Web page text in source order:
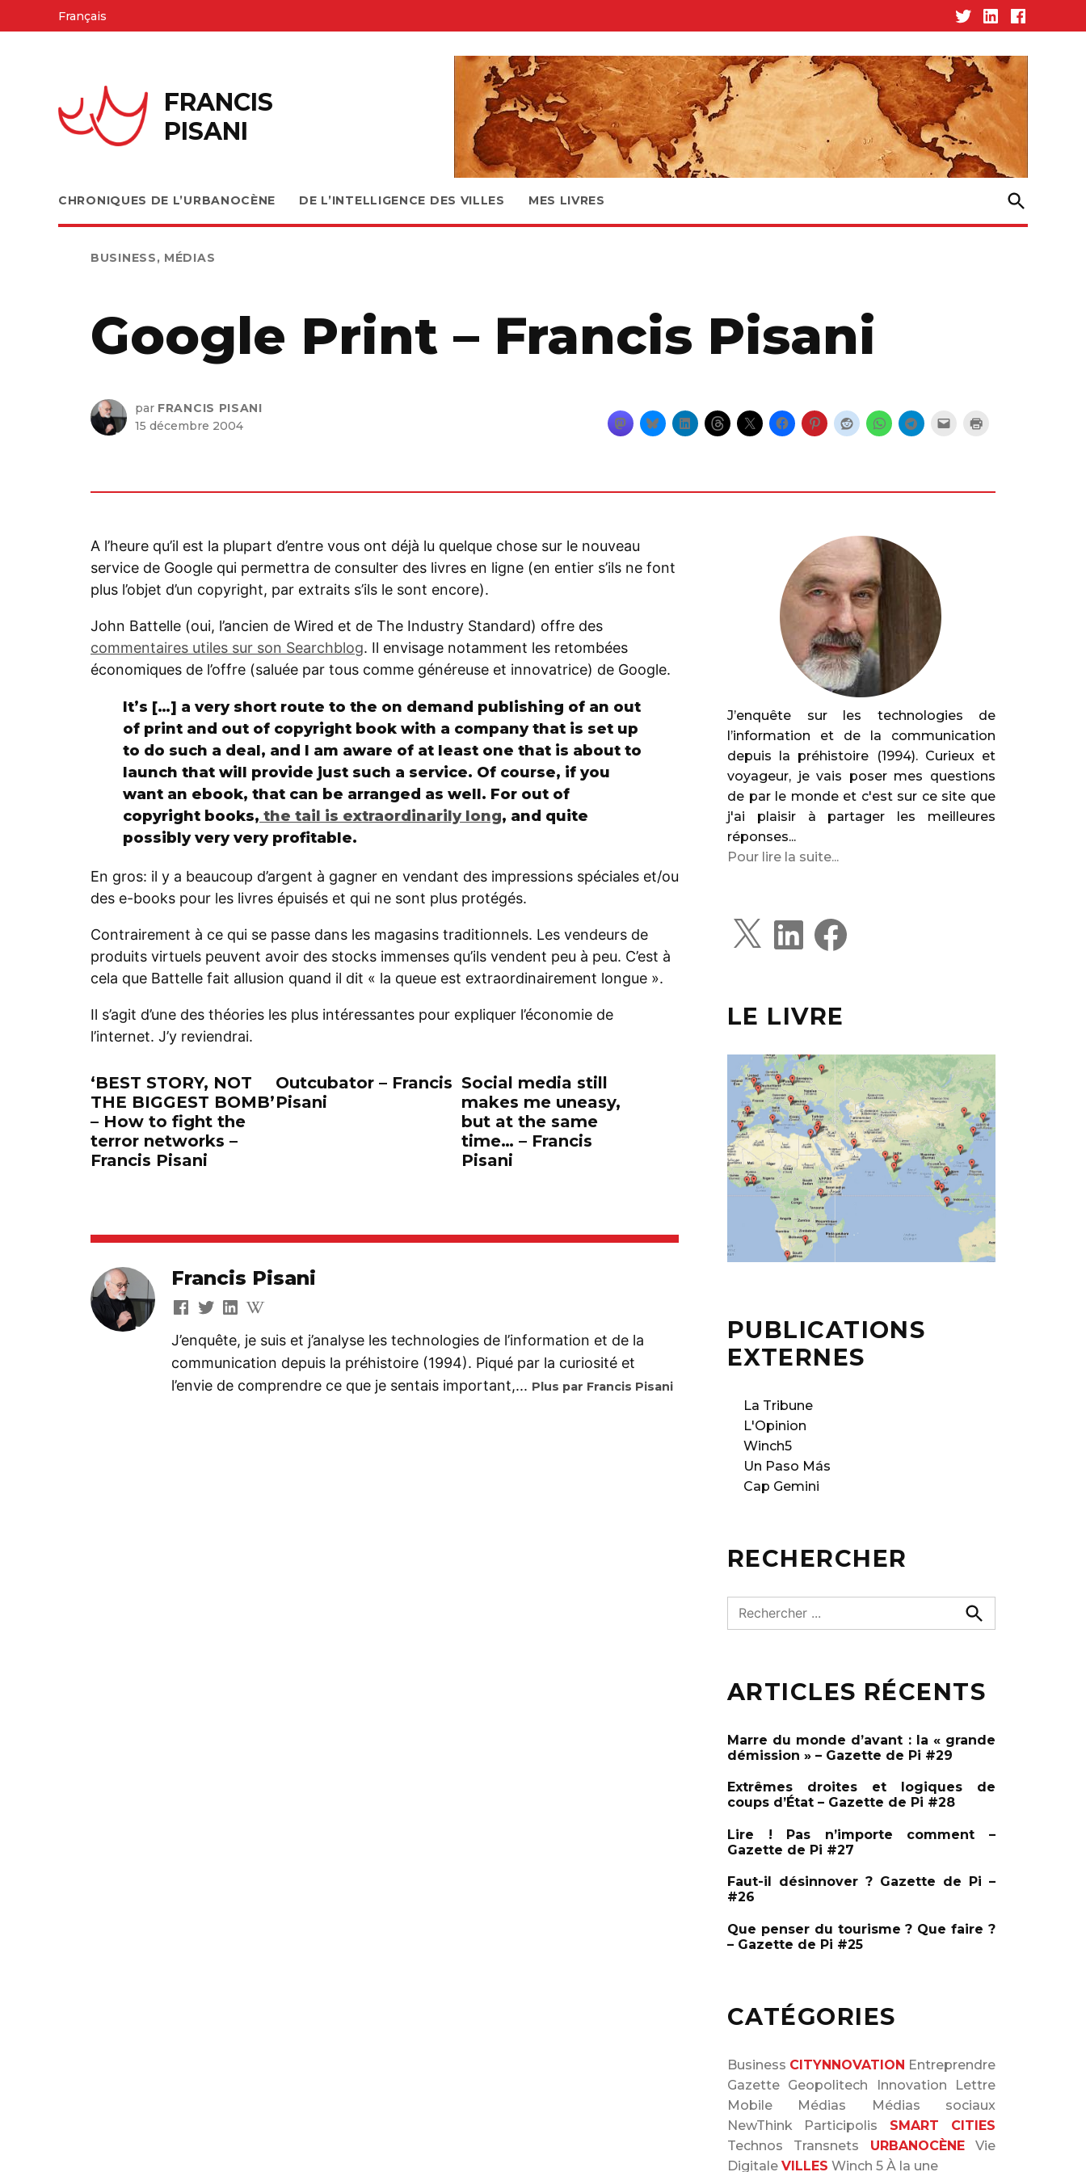
to
Français TwitterLinked-Facebook
FRANCIS
PISANI
CHRONIQUES DE L’URBANOCÈNE DE L’INTELLIGENCE DES VILLES MES LIVRES
Open
Search
PUBLIÉ
BUSINESS, MÉDIAS
Google Print – Francis Pisani
par FRANCIS PISANI
15 décembre 2004
A l’heure qu’il est la plupart d’entre vous ont déjà lu quelque chose sur le nouveau
service de Google qui permettra de consulter des livres en ligne (en entier s’ils ne font
plus l’objet d’un copyright, par extraits s’ils le sont encore).
John Battelle (oui, l’ancien de Wired et de The Industry Standard) offre des
commentaires utiles sur son Searchblog. Il envisage notamment les retombées
économiques de l’offre (saluée par tous comme généreuse et innovatrice) de Google.
It’s […] a very short route to the on demand publishing of an out
of print and out of copyright book with a company that is set up
to do such a deal, and I am aware of at least one that is about to
launch that will provide just such a service. Of course, if you
want an ebook, that can be arranged as well. For out of
copyright books, the tail is extraordinarily long, and quite
possibly very very profitable.
En gros: il y a beaucoup d’argent à gagner en vendant des impressions spéciales et/ou
des e-books pour les livres épuisés et qui ne sont plus protégés.
Contrairement à ce qui se passe dans les magasins traditionnels. Les vendeurs de
produits virtuels peuvent avoir des stocks immenses qu’ils vendent peu à peu. C’est à
cela que Battelle fait allusion quand il dit « la queue est extraordinairement longue ».
Il s’agit d’une des théories les plus intéressantes pour expliquer l’économie de
l’internet. J’y reviendrai.
‘BEST STORY, NOT
THE BIGGEST BOMB’
– How to fight the
terror networks –
Francis Pisani
Outcubator – Francis
Pisani
Social media still
makes me uneasy,
but at the same
time… – Francis
Pisani
Francis Pisani
J’enquête, je suis et j’analyse les technologies de l’information et de la
communication depuis la préhistoire (1994). Piqué par la curiosité et
l’envie de comprendre ce que je sentais important,... Plus par Francis Pisani
J’enquête sur les technologies de
l’information et de la communication
depuis la préhistoire (1994). Curieux et
voyageur, je vais poser mes questions
de par le monde et c'est sur ce site que
j'ai plaisir à partager les meilleures
réponses...
Pour lire la suite...
X
L
n
n
F
a
c
k
LE LIVRE
PUBLICATIONS
EXTERNES
La Tribune
L'Opinion
Winch5
Un Paso Más
Cap Gemini
RECHERCHER
e
e
h
r
:
R
r
c
r
ARTICLES RÉCENTS
Marre du monde d’avant : la « grande
démission » – Gazette de Pi #29
Extrêmes droites et logiques de
coups d’État – Gazette de Pi #28
Lire ! Pas n’importe comment –
Gazette de Pi #27
Faut-il désinnover ? Gazette de Pi –
#26
Que penser du tourisme ? Que faire ?
– Gazette de Pi #25
CATÉGORIES
Business CITYNNOVATION Entreprendre
Gazette Geopolitech Innovation
Lettre
Mobile
Médias
Médias sociaux
NewThink
Participolis
SMART CITIES
Technos
Transnets URBANOCÈNE
Vie
Digitale VILLES Winch 5 À la une